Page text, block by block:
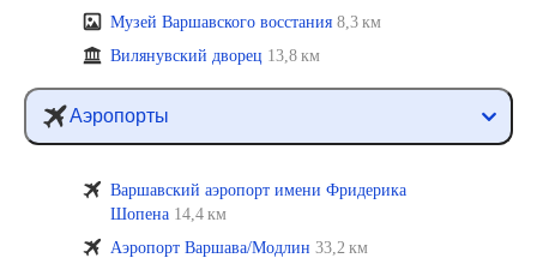
Музей Варшавского восстания 8,3 км
Вилянувский дворец 13,8 км
Аэропорты
Варшавский аэропорт имени Фридерика
Шопена 14,4 км
Аэропорт Варшава/Модлин 33,2 км